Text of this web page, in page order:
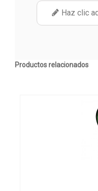
Haz clic
Productos relacionados